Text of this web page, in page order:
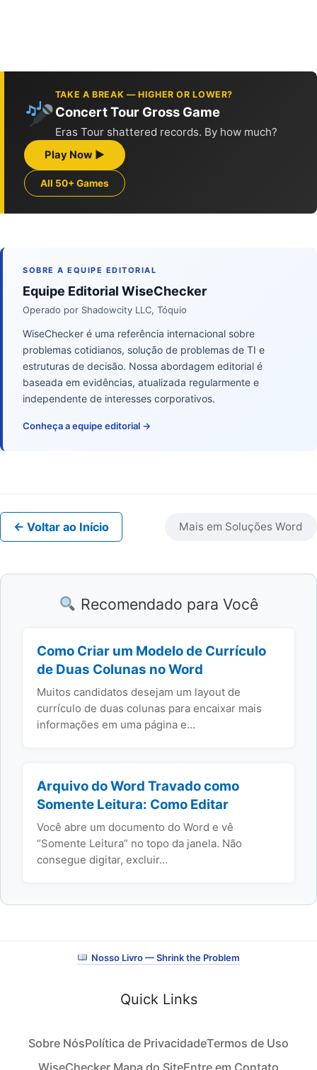
TAKE A BREAK — HIGHER OR LOWER?
Concert Tour Gross Game
Eras Tour shattered records. By how much?
Play Now ▶
All 50+ Games
SOBRE A EQUIPE EDITORIAL
Equipe Editorial WiseChecker
Operado por Shadowcity LLC, Tóquio
WiseChecker é uma referência internacional sobre
problemas cotidianos, solução de problemas de TI e
estruturas de decisão. Nossa abordagem editorial é
baseada em evidências, atualizada regularmente e
independente de interesses corporativos.
Conheça a equipe editorial →
← Voltar ao Início Mais em Soluções Word
Recomendado para Você
Como Criar um Modelo de Currículo
de Duas Colunas no Word
Muitos candidatos desejam um layout de
currículo de duas colunas para encaixar mais
informações em uma página e…
Arquivo do Word Travado como
Somente Leitura: Como Editar
Você abre um documento do Word e vê
“Somente Leitura” no topo da janela. Não
consegue digitar, excluir…
Nosso Livro — Shrink the Problem
Quick Links
Sobre NósPolítica de PrivacidadeTermos de Uso
WiseChecker Mapa do SiteEntre em Contato